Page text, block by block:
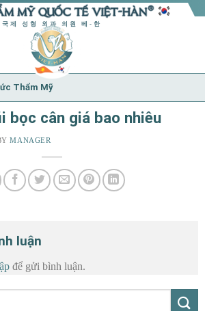
국제 성형 외과 의원 베-한
Thẩm Mỹ
bọc cân giá bao nhiêu
MANAGER
luận
để gửi bình luận.